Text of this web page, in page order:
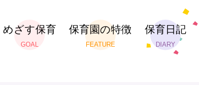
めざす保育
GOAL
保育園の特徴
FEATURE
保育日記
DIARY